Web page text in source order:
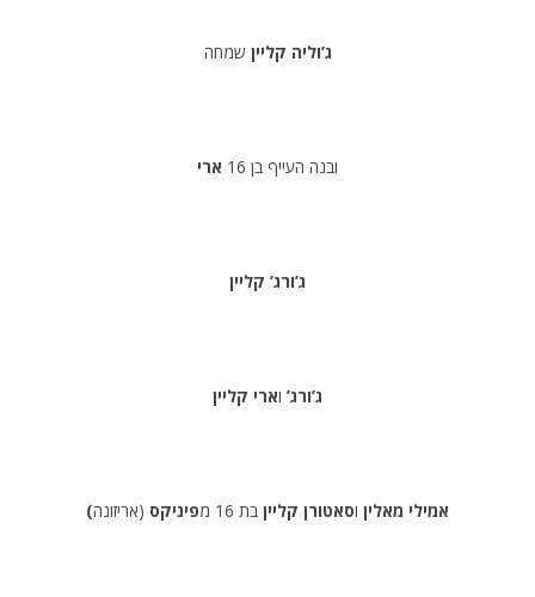
ג’וליה קליין שמחה
ובנה העייף בן 16 ארי
ג’ורג’ קליין
ג’ורג’ וארי קליין
(אמילי מאלין וסאטורן קליין בת 16 מ פיניקס (אריזונה